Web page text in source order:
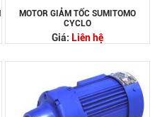
MOTOR GIẢM TỐC SUMITOMO
CYCLO
Giá: Liên hệ